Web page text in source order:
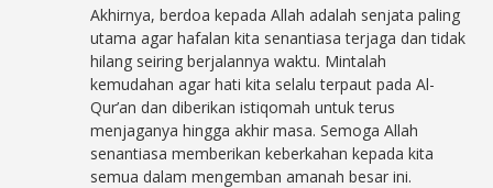
Akhirnya, berdoa kepada Allah adalah senjata paling
utama agar hafalan kita senantiasa terjaga dan tidak
hilang seiring berjalannya waktu. Mintalah
kemudahan agar hati kita selalu terpaut pada Al-
Qur’an dan diberikan istiqomah untuk terus
menjaganya hingga akhir masa. Semoga Allah
senantiasa memberikan keberkahan kepada kita
semua dalam mengemban amanah besar ini.